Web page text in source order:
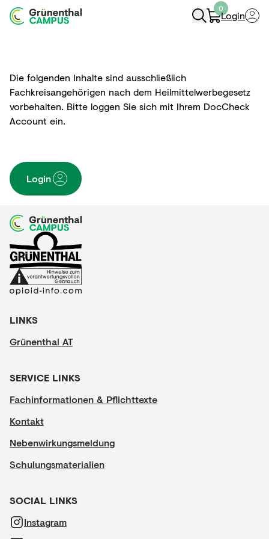
0
Login
Die folgenden Inhalte sind ausschließlich
Fachkreisangehörigen nach dem Heilmittelwerbegesetz
vorbehalten. Bitte loggen Sie sich mit Ihrem DocCheck
Account ein.
Login
LINKS
Grünenthal AT
SERVICE LINKS
Fachinformationen & Pflichttexte
Kontakt
Nebenwirkungsmeldung
Schulungsmaterialien
SOCIAL LINKS
Instagram